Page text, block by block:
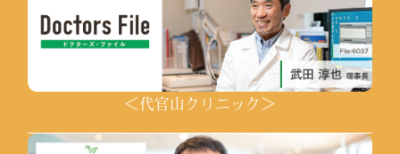
＜代官山クリニック＞